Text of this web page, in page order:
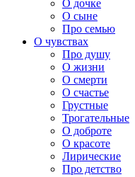
О дочке
О сыне
Про семью
О чувствах
Про душу
О жизни
О смерти
О счастье
Грустные
Трогательные
О доброте
О красоте
Лирические
Про детство